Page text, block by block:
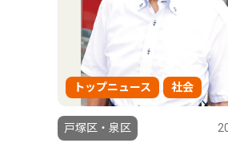
トップニュース 社会
戸塚区・泉区